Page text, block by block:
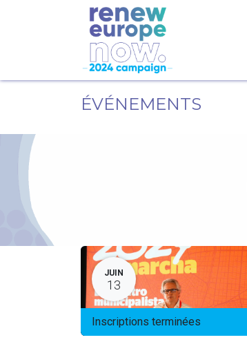
ÉVÉNEMENTS
JUIN
13
Inscriptions terminées